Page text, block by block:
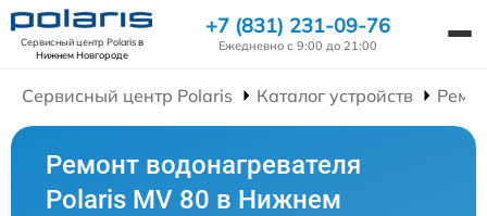
Сервисный центр Polarisв
Нижнем Новгороде
+7 (831) 231-09-76
Ежедневно с 9:00 до 21:00
Сервисный центр Polaris Каталог устройств
Ремонт водонагревателя
Polaris MV 80 в Нижнем